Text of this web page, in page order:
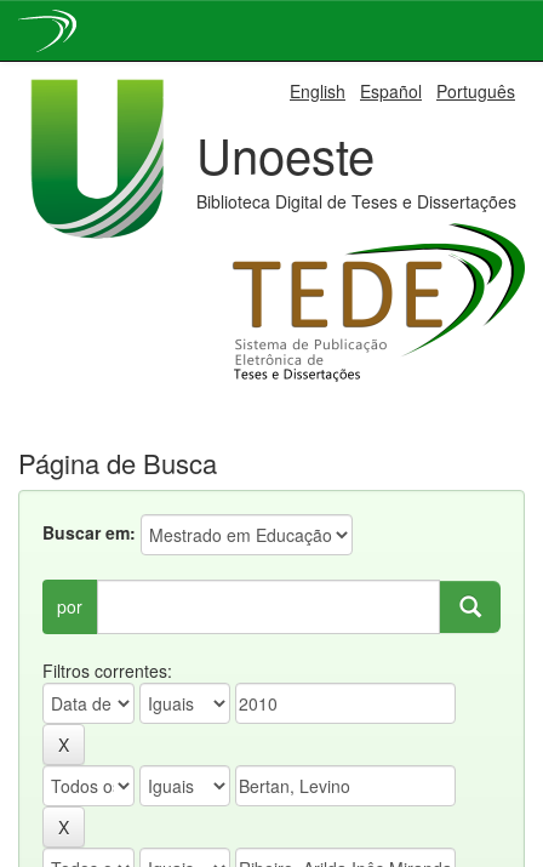
English Español Português
Unoeste
Biblioteca Digital de Teses e Dissertações
Página de Busca
Buscar em:
por
Filtros correntes: